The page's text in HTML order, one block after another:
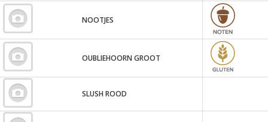
NOOTJES
OUBLIEHOORN GROOT
SLUSH ROOD